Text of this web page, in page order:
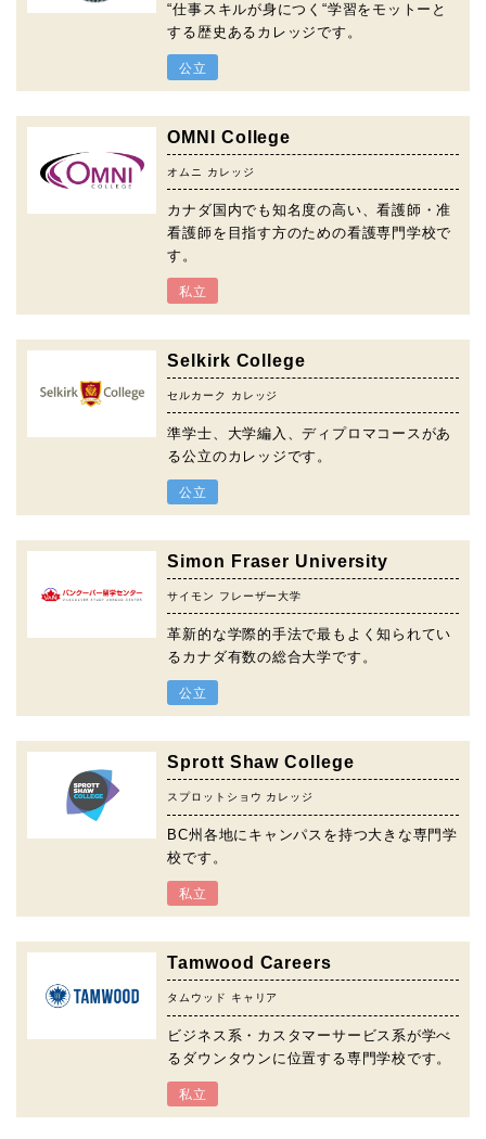
“仕事スキルが身につく“学習をモットーと
する歴史あるカレッジです。
公立
OMNI College
オムニ カレッジ
カナダ国内でも知名度の高い、看護師・准
看護師を目指す方のための看護専門学校で
す。
私立
Selkirk College
セルカーク カレッジ
準学士、大学編入、ディプロマコースがあ
る公立のカレッジです。
公立
Simon Fraser University
サイモン フレーザー大学
革新的な学際的手法で最もよく知られてい
るカナダ有数の総合大学です。
公立
Sprott Shaw College
スプロットショウ カレッジ
BC州各地にキャンパスを持つ大きな専門学
校です。
私立
Tamwood Careers
タムウッド キャリア
ビジネス系・カスタマーサービス系が学べ
るダウンタウンに位置する専門学校です。
私立